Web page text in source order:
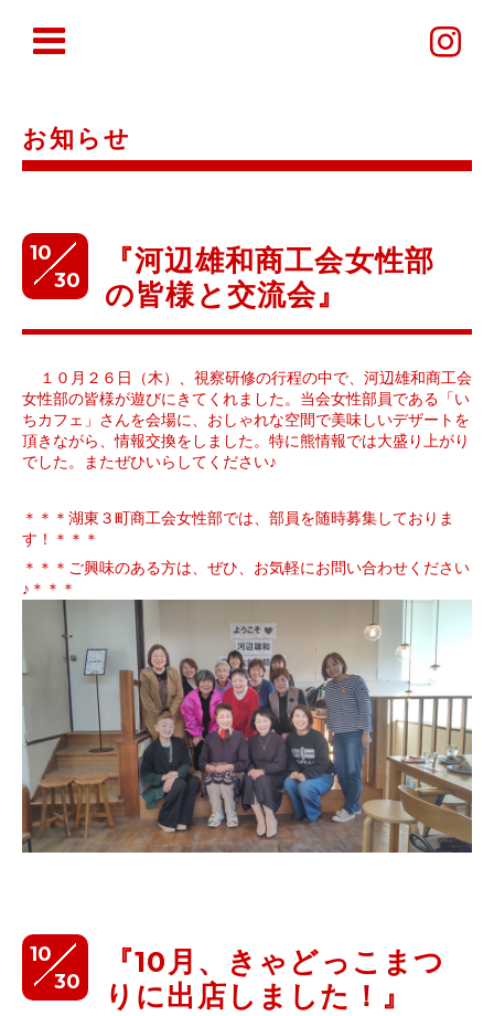
お知らせ
10
30
『河辺雄和商工会女性部
の皆様と交流会』
１０月２６日（木）、視察研修の行程の中で、河辺雄和商工会
女性部の皆様が遊びにきてくれました。当会女性部員である「い
ちカフェ」さんを会場に、おしゃれな空間で美味しいデザートを
頂きながら、情報交換をしました。特に熊情報では大盛り上がり
でした。またぜひいらしてください♪
＊＊＊湖東３町商工会女性部では、部員を随時募集しておりま
す！＊＊＊
＊＊＊ご興味のある方は、ぜひ、お気軽にお問い合わせください
♪＊＊＊
10
30
『10月、きゃどっこまつ
りに出店しました！』